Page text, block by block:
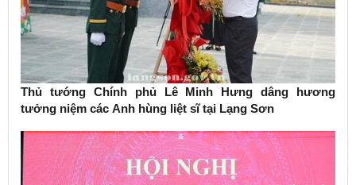
Thủ tướng Chính phủ Lê Minh Hưng dâng hương
tưởng niệm các Anh hùng liệt sĩ tại Lạng Sơn